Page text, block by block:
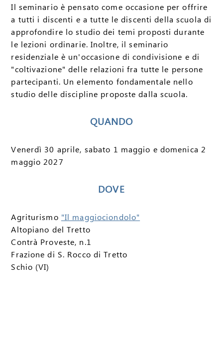
Il seminario è pensato come occasione per offrire
a tutti i discenti e a tutte le discenti della scuola di
approfondire lo studio dei temi proposti durante
le lezioni ordinarie. Inoltre, il seminario
residenziale è un'occasione di condivisione e di
"coltivazione" delle relazioni fra tutte le persone
partecipanti. Un elemento fondamentale nello
studio delle discipline proposte dalla scuola.
QUANDO
Venerdì 30 aprile, sabato 1 maggio e domenica 2
maggio 2027
DOVE
Agriturismo "Il maggiociondolo"
Altopiano del Tretto
Contrà Proveste, n.1
Frazione di S. Rocco di Tretto
Schio (VI)